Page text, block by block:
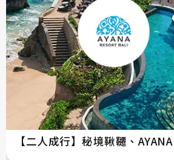
【二人成行】秘境鞦韆、